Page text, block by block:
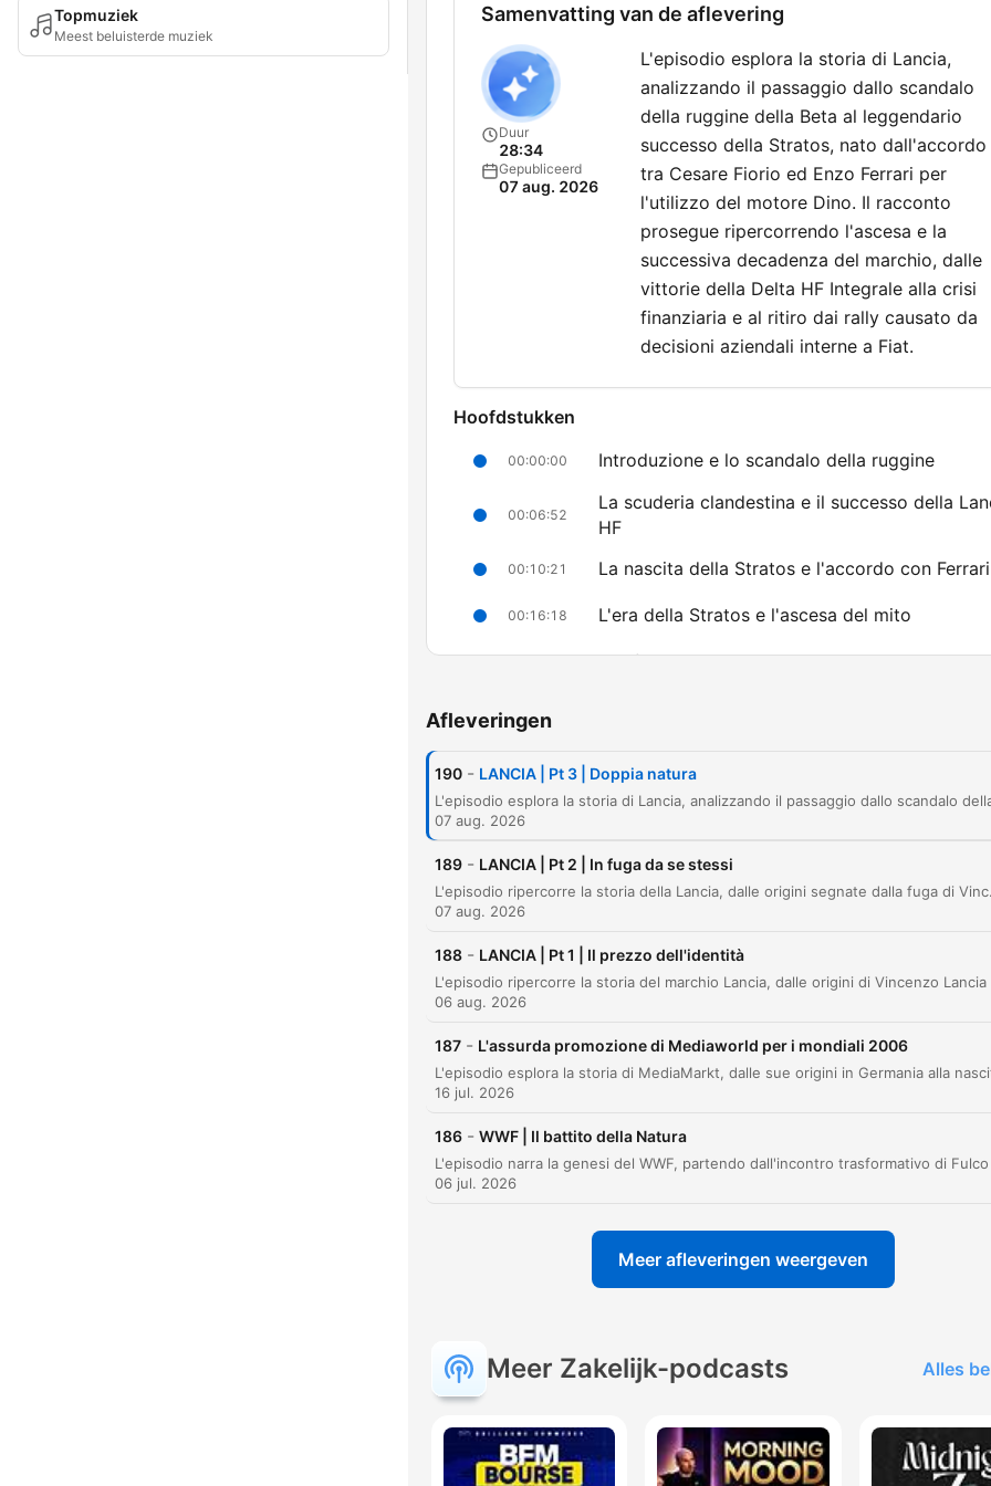
Topmuziek
Meest beluisterde muziek
Samenvatting van de aflevering
Duur
28:34
Gepubliceerd
07 aug. 2026
L'episodio esplora la storia di Lancia,
analizzando il passaggio dallo scandalo
della ruggine della Beta al leggendario
successo della Stratos, nato dall'accordo
tra Cesare Fiorio ed Enzo Ferrari per
l'utilizzo del motore Dino. Il racconto
prosegue ripercorrendo l'ascesa e la
successiva decadenza del marchio, dalle
vittorie della Delta HF Integrale alla crisi
finanziaria e al ritiro dai rally causato da
decisioni aziendali interne a Fiat.
Hoofdstukken
00:00:00 Introduzione e lo scandalo della ruggine
00:06:52
La scuderia clandestina e il successo della
HF
00:10:21 La nascita della Stratos e l'accordo con Ferrari
00:16:18 L'era della Stratos e l'ascesa del mito
La sfida con Audi e la strategia della 037
Klik op een hoofdstuk om direct naar dat moment te gaan
Hoogtepunten
Si è scretolato come un biscotto che ha aspettato
00:01:30 · L'autore usa una metafora per descrivere la grave
degradazione della carrozzeria della Lancia Beta.
vi darò il motore ma in cambio voglio il drago voglio
munari
traguardo.
00:16:49 · L'autore sottolinea l'estrema potenza della vettura
nonostante la sua fragilità meccanica.
Quella sarà l'ultima volta che una macchina a due
motrici riuscirà a battere le quattro ruote motrici in un
00:22:06 · L'autore segna un momento storico fondamentale
nella tecnologia automobilistica dei rally.
Afleveringen
190 - LANCIA | Pt 3 | Doppia natura
07 aug. 2026
189 - LANCIA | Pt 2 | In fuga da se stessi
L'episodio ripercorre la storia della Lancia, dalle origini segnate dalla fuga
07 aug. 2026
188 - LANCIA | Pt 1 | Il prezzo dell'identità
06 aug. 2026
187 - L'assurda promozione di Mediaworld per i mondiali 2006
16 jul. 2026
186 - WWF | Il battito della Natura
06 jul. 2026
Meer afleveringen weergeven
Meer Zakelijk-podcasts Alles